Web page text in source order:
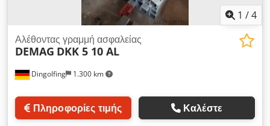
1 /4
Dingolfing 1.300 km
Αλέθοντας γραμμή ασφαλείας
DEMAG DKK 5 10 AL
Πληροφορίες τιμής Καλέστε